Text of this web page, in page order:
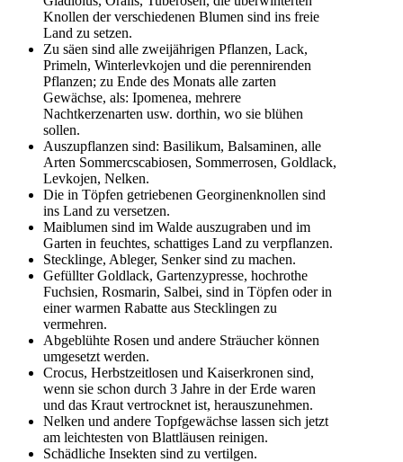
Knollen der verschiedenen Blumen sind ins freie
Land zu setzen.
Zu säen sind alle zweijährigen Pflanzen, Lack,
Primeln, Winterlevkojen und die perennirenden
Pflanzen; zu Ende des Monats alle zarten
Gewächse, als: Ipomenea, mehrere
Nachtkerzenarten usw. dorthin, wo sie blühen
sollen.
Auszupflanzen sind: Basilikum, Balsaminen, alle
Arten Sommercscabiosen, Sommerrosen, Goldlack,
Levkojen, Nelken.
Die in Töpfen getriebenen Georginenknollen sind
ins Land zu versetzen.
Maiblumen sind im Walde auszugraben und im
Garten in feuchtes, schattiges Land zu verpflanzen.
Stecklinge, Ableger, Senker sind zu machen.
Gefüllter Goldlack, Gartenzypresse, hochrothe
Fuchsien, Rosmarin, Salbei, sind in Töpfen oder in
einer warmen Rabatte aus Stecklingen zu
vermehren.
Abgeblühte Rosen und andere Sträucher können
umgesetzt werden.
Crocus, Herbstzeitlosen und Kaiserkronen sind,
wenn sie schon durch 3 Jahre in der Erde waren
und das Kraut vertrocknet ist, herauszunehmen.
Nelken und andere Topfgewächse lassen sich jetzt
am leichtesten von Blattläusen reinigen.
Schädliche Insekten sind zu vertilgen.